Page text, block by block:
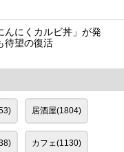
んにくカルビ丼」が発
待望の復活
居酒屋(1804)
カフェ(1130)